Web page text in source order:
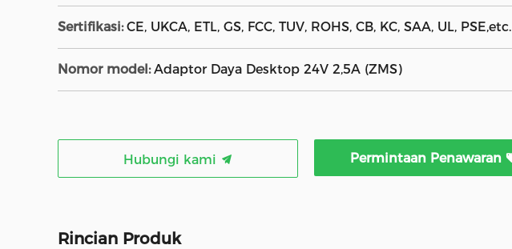
Sertifikasi: CE, UKCA, ETL, GS, FCC, TUV, ROHS, CB, KC, SAA, UL, PSE,etc.
Nomor model: Adaptor Daya Desktop 24V 2,5A (ZMS)
Hubungi kami Permintaan Penawaran
Rincian Produk